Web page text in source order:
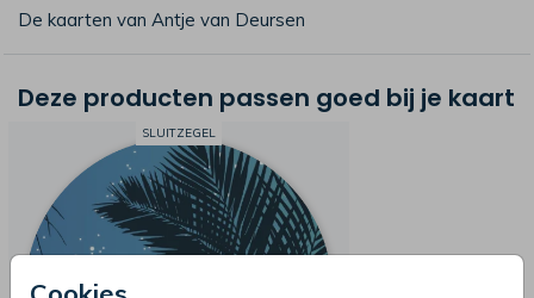
De kaarten van Antje van Deursen
Deze producten passen goed bij je kaart
SLUITZEGEL